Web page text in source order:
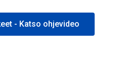
- Katso ohjevideo